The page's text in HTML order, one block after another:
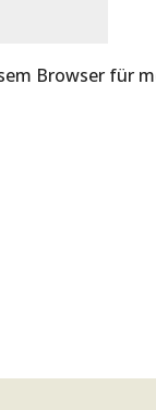
Browser für